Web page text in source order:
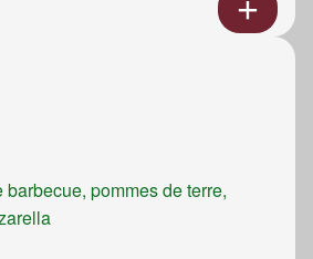
pommes de terre,